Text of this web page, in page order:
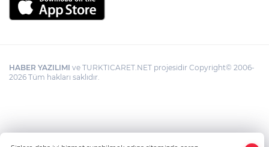
HABER YAZILIMI ve TURKTICARET.NET projesidir Copyright© 2006-
2026 Tüm hakları saklıdır.